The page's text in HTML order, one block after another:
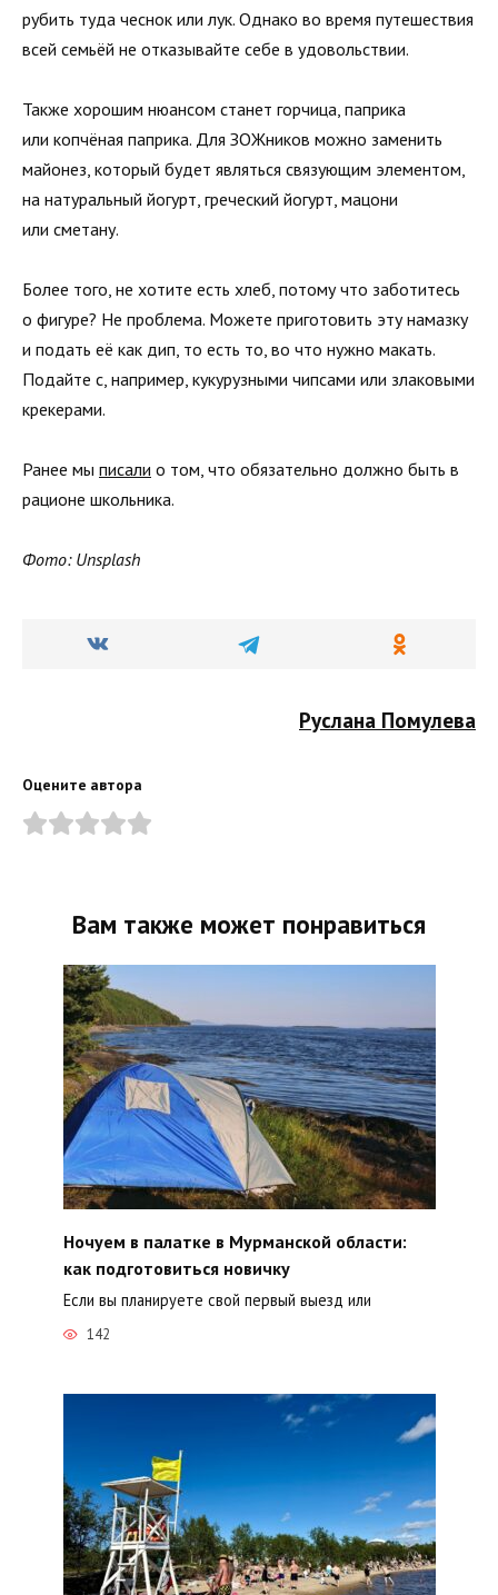
рубить туда чеснок или лук. Однако во время путешествия
всей семьёй не отказывайте себе в удовольствии.
Также хорошим нюансом станет горчица, паприка
или копчёная паприка. Для ЗОЖников можно заменить
майонез, который будет являться связующим элементом,
на натуральный йогурт, греческий йогурт, мацони
или сметану.
Более того, не хотите есть хлеб, потому что заботитесь
о фигуре? Не проблема. Можете приготовить эту намазку
и подать её как дип, то есть то, во что нужно макать.
Подайте с, например, кукурузными чипсами или злаковыми
крекерами.
Ранее мы писали о том, что обязательно должно быть в
рационе школьника.
Фото: Unsplash
Руслана Помулева
Оцените автора
Вам также может понравиться
Ночуем в палатке в Мурманской области:
как подготовиться новичку
Если вы планируете свой первый выезд или
142